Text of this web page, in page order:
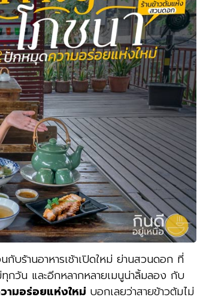
บร้านอาหารเช้าเปิดใหม่ ย่านสวนดอก ที่
ทุกวัน และอีกหลากหลายเมนูน่าลิ้มลอง กับ
มอร่อยแห่งใหม่ บอกเลยว่าสายข้าวต้มไม่